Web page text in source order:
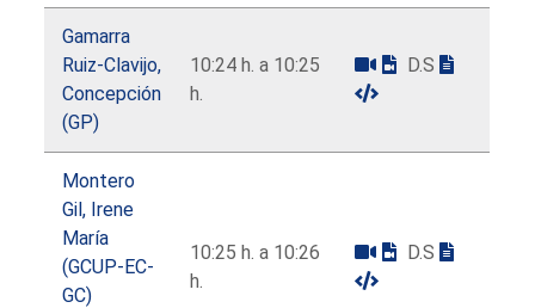
Gamarra
Ruiz-Clavijo,
Concepción
(GP)
10:24 h. a 10:25
h.
D.S
Montero
Gil, Irene
María
(GCUP-EC-
GC)
10:25 h. a 10:26
h.
D.S